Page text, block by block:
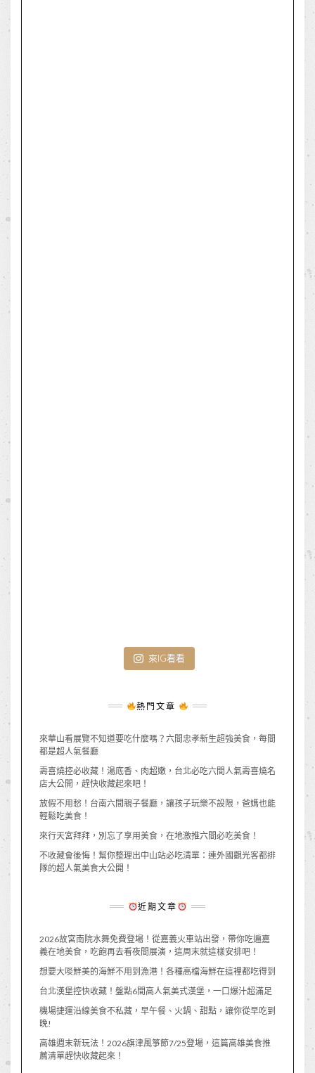
來IG看看
熱門文章
來華山看展覽不知道要吃什麼嗎？六間忠孝新生超強美食，每間
都是超人氣餐廳
壽喜燒控必收藏！湯底香、肉超嫩，台北必吃六間人氣壽喜燒名
店大公開，趕快收藏起來吧！
放假不用愁！台南六間親子餐廳，讓孩子玩樂不設限，爸媽也能
輕鬆吃美食！
來行天宮拜拜，別忘了享用美食，在地激推六間必吃美食！
不收藏會後悔！幫你整理出中山站必吃清單：連外國觀光客都排
隊的超人氣美食大公開！
近期文章
2026故宮南院水舞免費登場！從嘉義火車站出發，帶你吃遍嘉
義在地美食，吃飽再去看夜間展演，這周末就這樣安排吧！
想要大啖鮮美的海鮮不用到漁港！各種高檔海鮮在這裡都吃得到
台北漢堡控快收藏！盤點6間高人氣美式漢堡，一口爆汁超滿足
機場捷運沿線美食不私藏，早午餐、火鍋、甜點，讓你從早吃到
晚!
高雄週末新玩法！2026旗津風箏節7/25登場，這篇高雄美食推
薦清單趕快收藏起來！